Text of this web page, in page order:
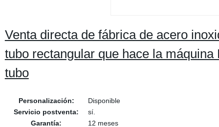
Venta directa de fábrica de acero
tubo rectangular que hace la
tubo
Personalización:
Disponible
Servicio postventa:
sí.
Garantía:
12 meses